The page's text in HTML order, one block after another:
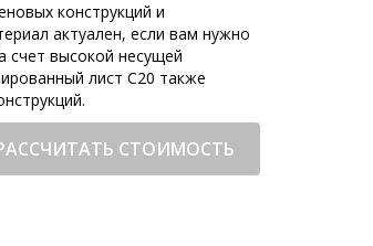
конструкций и
актуален, если вам нужно
счет высокой несущей
лист С20 также
СТОИМОСТЬ